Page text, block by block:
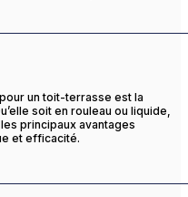
un toit-terrasse est la
soit en rouleau ou liquide,
principaux avantages
et efficacité.